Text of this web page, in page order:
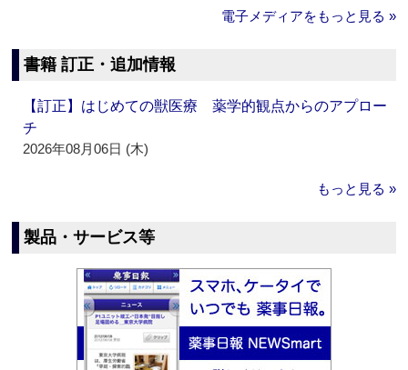
電子メディアをもっと見る »
書籍 訂正・追加情報
【訂正】はじめての獣医療 薬学的観点からのアプロー
チ
2026年08月06日 (木)
もっと見る »
製品・サービス等